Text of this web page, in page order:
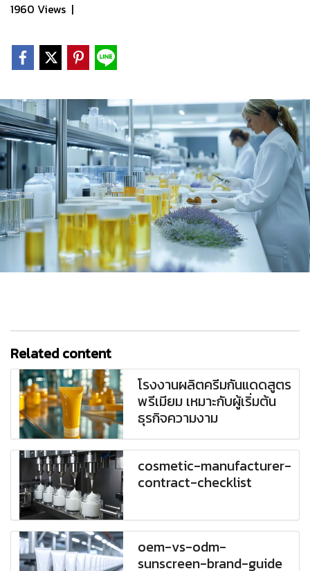
1960 Views |
Related content
โรงงานผลิตครีมกันแดดสูตร
พรีเมียม เหมาะกับผู้เริ่มต้น
ธุรกิจความงาม
cosmetic-manufacturer-
contract-checklist
oem-vs-odm-
sunscreen-brand-guide